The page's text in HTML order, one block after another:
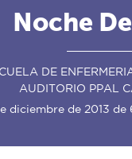
Noche
DE
AUDITORIO PPAL
diciembre de 2013